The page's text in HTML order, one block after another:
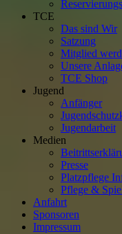
TCE
Das sind Wir
Satzung
Mitglied
Unsere
TCE Shop
Jugend
Anfänger
Jugendarbeit
Medien
Presse
Platzpflege
Pflege &
Anfahrt
Sponsoren
Impressum